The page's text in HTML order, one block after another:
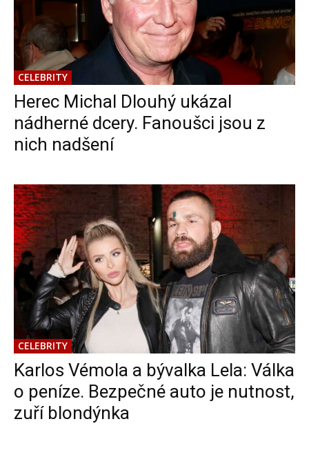
CELEBRITY
Herec Michal Dlouhý ukázal
nádherné dcery. Fanoušci jsou z
nich nadšení
CELEBRITY
Karlos Vémola a bývalka Lela: Válka
o peníze. Bezpečné auto je nutnost,
zuří blondýnka